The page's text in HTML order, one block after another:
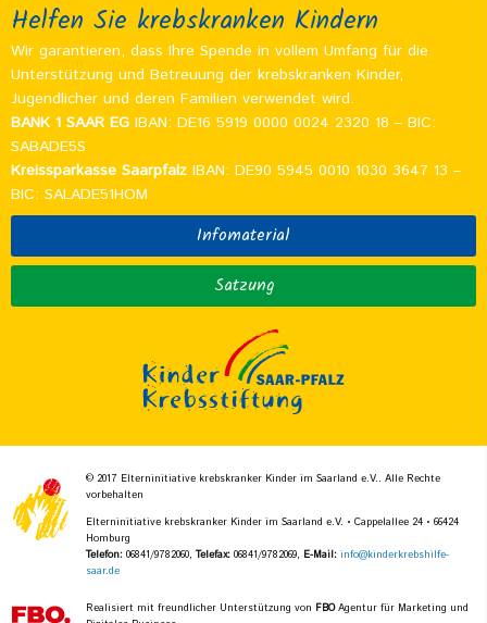
Helfen Sie krebskranken Kindern
Wir garantieren, dass Ihre Spende in vollem Umfang für die
Unterstützung und Betreuung der krebskranken Kinder,
Jugendlicher und deren Familien verwendet wird.
BANK 1 SAAR EG IBAN: DE16 5919 0000 0024 2320 18 – BIC:
SABADE5S
Kreissparkasse Saarpfalz IBAN: DE90 5945 0010 1030 3647 13 –
BIC: SALADE51HOM
Infomaterial
Satzung
© 2017 Elterninitiative krebskranker Kinder im Saarland e.V.. Alle Rechte
vorbehalten
Elterninitiative krebskranker Kinder im Saarland e.V. • Cappelallee 24 • 66424
Homburg
Telefon: 06841/9782060,Telefax: 06841/9782069, E-Mail: info@kinderkrebshilfe-
saar.de
Realisiert mit freundlicher Unterstützung von FBOAgentur für Marketing und